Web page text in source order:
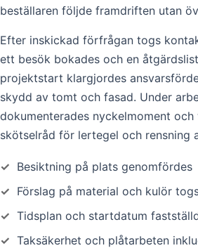
beställaren följde framdriften utan
Efter inskickad förfrågan togs
ett besök bokades och en
projektstart klargjordes
skydd av tomt och fasad. Under
dokumenterades nyckelmoment
skötselråd för lertegel och rensning
✓ Besiktning på plats genomfördes
✓ Förslag på material och kulör
✓ Tidsplan och startdatum
✓ Taksäkerhet och plåtarbeten